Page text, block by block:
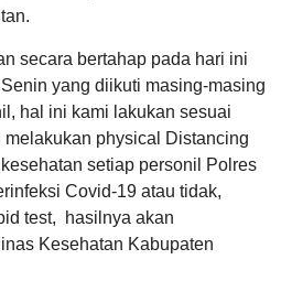
secara bertahap pada hari ini
yang diikuti masing-masing
hal ini kami lakukan sesuai
physical Distancing
setiap personil Polres
Covid-19 atau tidak,
test, hasilnya akan
Kesehatan Kabupaten